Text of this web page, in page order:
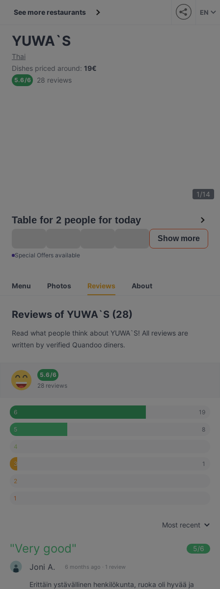
See more restaurants EN
YUWA`S
Thai
Dishes priced around: 19€
5.6/6 28 reviews
1/14
Table for 2 people for today
Show more
Special Offers available
Menu Photos Reviews About
Reviews of YUWA`S (28)
Read what people think about YUWA`S! All reviews are
written by verified Quandoo diners.
5.6/6
28 reviews
6 19
5 8
4
3 1
2
1
Most recent
"Very good" 5/6
Joni A. 6 months ago · 1 review
Erittäin ystävällinen henkilökunta, ruoka oli hyvää ja